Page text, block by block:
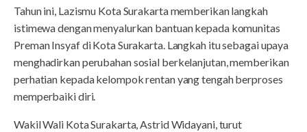
Tahun ini, Lazismu Kota Surakarta memberikan langkah
istimewa dengan menyalurkan bantuan kepada komunitas
Preman Insyaf di Kota Surakarta. Langkah itu sebagai upaya
menghadirkan perubahan sosial berkelanjutan, memberikan
perhatian kepada kelompok rentan yang tengah berproses
memperbaiki diri.
Wakil Wali Kota Surakarta, Astrid Widayani, turut